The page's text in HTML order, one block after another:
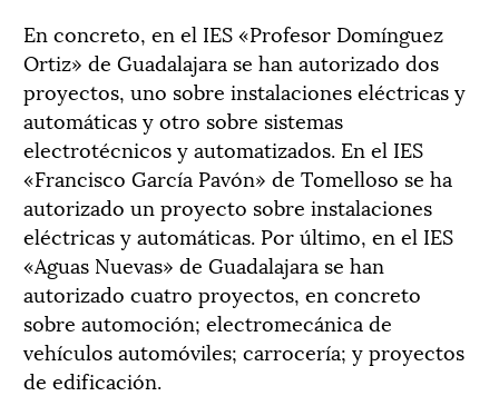
En concreto, en el IES «Profesor Domínguez
Ortiz» de Guadalajara se han autorizado dos
proyectos, uno sobre instalaciones eléctricas y
automáticas y otro sobre sistemas
electrotécnicos y automatizados. En el IES
«Francisco García Pavón» de Tomelloso se ha
autorizado un proyecto sobre instalaciones
eléctricas y automáticas. Por último, en el IES
«Aguas Nuevas» de Guadalajara se han
autorizado cuatro proyectos, en concreto
sobre automoción; electromecánica de
vehículos automóviles; carrocería; y proyectos
de edificación.